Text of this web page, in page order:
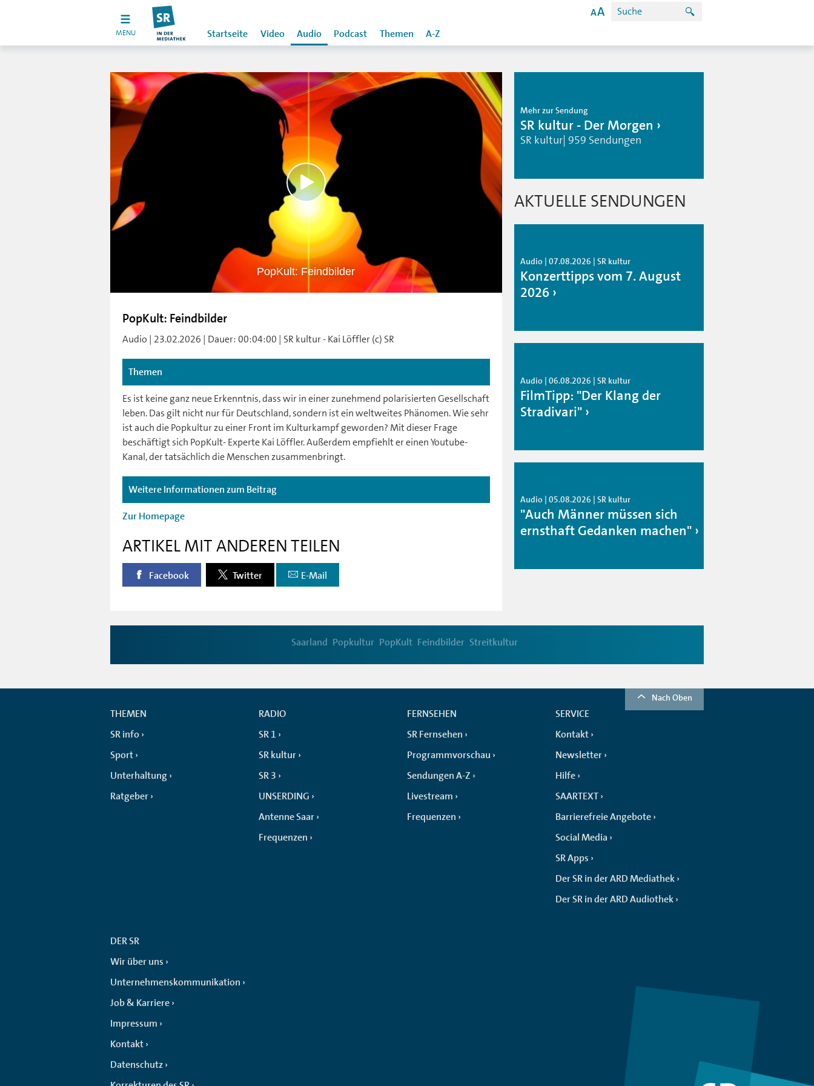
MENU Startseite Video Audio Podcast Themen A-Z
PopKult: Feindbilder
PopKult: Feindbilder
Audio | 23.02.2026 | Dauer: 00:04:00 | SR kultur - Kai Löffler (c) SR
Themen
Es ist keine ganz neue Erkenntnis, dass wir in einer zunehmend polarisierten Gesellschaft
leben. Das gilt nicht nur für Deutschland, sondern ist ein weltweites Phänomen. Wie sehr
ist auch die Popkultur zu einer Front im Kulturkampf geworden? Mit dieser Frage
beschäftigt sich PopKult- Experte Kai Löffler. Außerdem empfiehlt er einen Youtube-
Kanal, der tatsächlich die Menschen zusammenbringt.
Weitere Informationen zum Beitrag
Zur Homepage
ARTIKEL MIT ANDEREN TEILEN
Facebook Twitter E-Mail
Mehr zur Sendung
SR kultur - Der Morgen
SR kultur| 959 Sendungen
AKTUELLE SENDUNGEN
Audio | 07.08.2026 | SR kultur
Konzerttipps vom 7. August
2026
Audio | 06.08.2026 | SR kultur
FilmTipp: "Der Klang der
Stradivari"
Audio | 05.08.2026 | SR kultur
"Auch Männer müssen sich
ernsthaft Gedanken machen"
Saarland Popkultur PopKult Feindbilder Streitkultur
Nach Oben
THEMEN
SR info
Sport
Unterhaltung
Ratgeber
RADIO
SR 1
SR kultur
SR 3
UNSERDING
Antenne Saar
Frequenzen
FERNSEHEN
SR Fernsehen
Programmvorschau
Sendungen A-Z
Livestream
Frequenzen
SERVICE
Kontakt
Newsletter
Hilfe
SAARTEXT
Barrierefreie Angebote
Social Media
SR Apps
Der SR in der ARD Mediathek
Der SR in der ARD Audiothek
DER SR
Wir über uns
Unternehmenskommunikation
Job & Karriere
Impressum
Kontakt
Datenschutz